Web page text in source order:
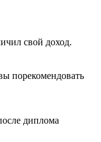
свой доход.
порекомендовать
диплома